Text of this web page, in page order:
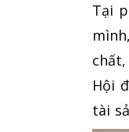
Tại
Hội
tài